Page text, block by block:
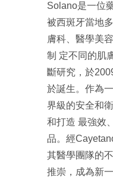
Solano是一位
被西斑牙當地
膚科、醫學美
制 定不同的肌
斷研究，於
於誕生。作為
界級的安全和
和打造 最強效
品。經
其醫學團隊的
推崇，成為新